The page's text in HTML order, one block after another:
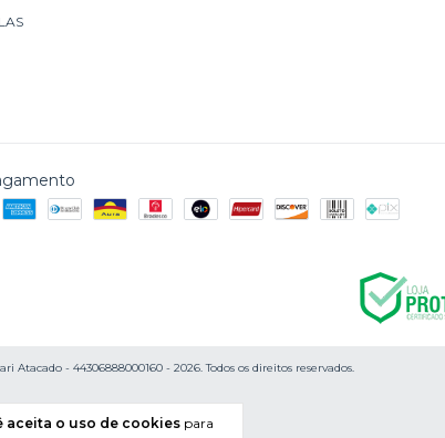
aceita o uso de cookies para
Atacado - 44306888000160 - 2026. Todos os direitos reservados.